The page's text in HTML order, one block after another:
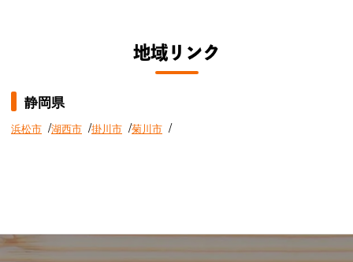
地域リンク
静岡県
浜松市 湖西市 掛川市 菊川市